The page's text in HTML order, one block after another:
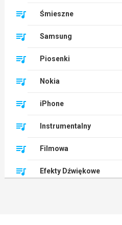
Śmieszne
Samsung
Piosenki
Nokia
iPhone
Instrumentalny
Filmowa
Efekty Dźwiękowe